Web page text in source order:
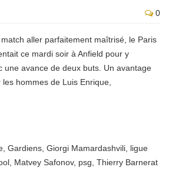
0
aller parfaitement maîtrisé, le Paris
ce mardi soir à Anfield pour y
une avance de deux buts. Un avantage
hommes de Luis Enrique,
Gardiens Giorgi Mamardashvili ligue
Matvey Safonov, psg Thierry Barnerat